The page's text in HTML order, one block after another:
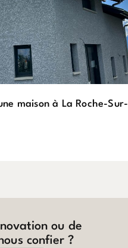
maison à La Roche-Sur-
ou de
confier ?